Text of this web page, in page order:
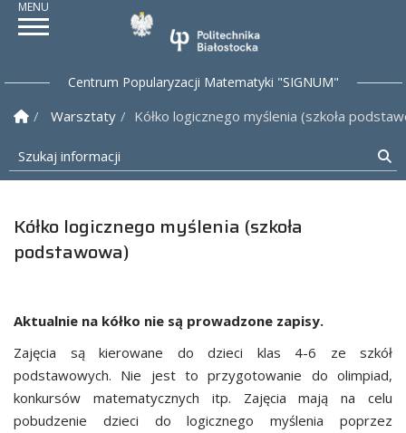
Politechnika
Centrum Popularyzacji Matematyki "SIGNUM"
Strona Główna
Warsztaty Kółko logicznego myślenia (szkoła
Szukaj informacji
Kółko logicznego myślenia (szkoła
podstawowa)
Aktualnie na kółko nie są prowadzone zapisy.
Zajęcia są kierowane do dzieci klas 4-6 ze szkół
podstawowych. Nie jest to przygotowanie do olimpiad,
konkursów matematycznych itp. Zajęcia mają na celu
pobudzenie dzieci do logicznego myślenia poprzez